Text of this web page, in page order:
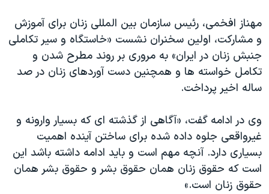
اسرائیل در جنگ
گالری عکس
آرشیو پخش زنده
ورزش زنان در ایران
اعتراضات زن، زندگی، آزادی
مجموعه مستندهای دادخواهی
دادگاه حمید نوری
چهل سال گروگان‌گیری
قانون شفافیت دارائی کادر رهبری ایران
اعتراضات مردمی آبان ۹۸
زبانهای مختلف
مهناز افخمی، رئیس سازمان بین المللی زنان برای آموزش
و مشارکت، اولین سخنران نشست «خاستگاه و سیر تکاملی
جنبش زنان در ایران» به مروری بر روند مطرح شدن و
تکامل خواسته ها و همچنین دست آوردهای زنان در صد
ساله اخیر پرداخت.
وی در ادامه گفت، «آگاهی از گذشته ای که بسیار وارونه و
غیرواقعی جلوه داده شده برای ساختن آینده اهمیت
بسیاری دارد. آنچه مهم است و باید ادامه داشته باشد این
است که حقوق زنان همان حقوق بشر و حقوق بشر همان
حقوق زنان است.»